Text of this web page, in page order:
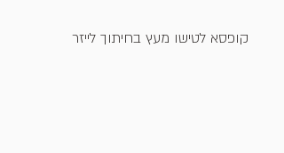
קופסא לטישו מעץ בחיתוך לייזר